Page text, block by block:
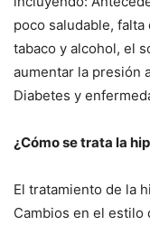
poco saludable,
tabaco y alcohol, el
aumentar la presión
Diabetes y
¿Cómo se trata la
El tratamiento de la
Cambios en el estilo